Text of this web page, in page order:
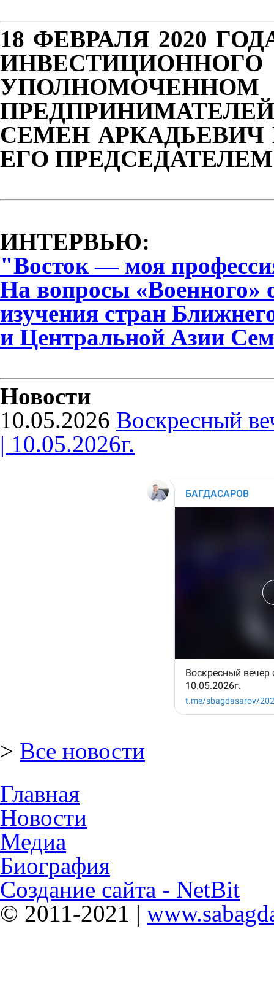
18 ФЕВРАЛЯ 2020
СЕМЕН АРКАДЬЕВИЧ
ЕГО ПРЕДСЕДАТЕЛЕМ
ИНТЕРВЬЮ:
"Восток — моя
На вопросы «Военного»
изучения стран
и Центральной Азии
Новости
10.05.2026 Воскресный
| 10.05.2026г.
> Все новости
Главная
Новости
Медиа
Биография
Создание сайта - NetBit
© 2011-2021 |